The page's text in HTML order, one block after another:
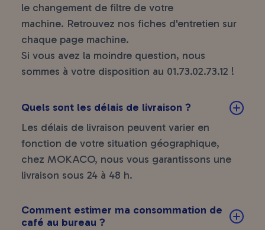
le changement de filtre de votre
machine. Retrouvez nos fiches d'entretien sur
chaque page machine.
Si vous avez la moindre question, nous
sommes à votre disposition au 01.73.02.73.12 !
Quels sont les délais de livraison ?
Les délais de livraison peuvent varier en
fonction de votre situation géographique,
chez MOKACO, nous vous garantissons une
livraison sous 24 à 48 h.
Comment estimer ma consommation de
café au bureau ?